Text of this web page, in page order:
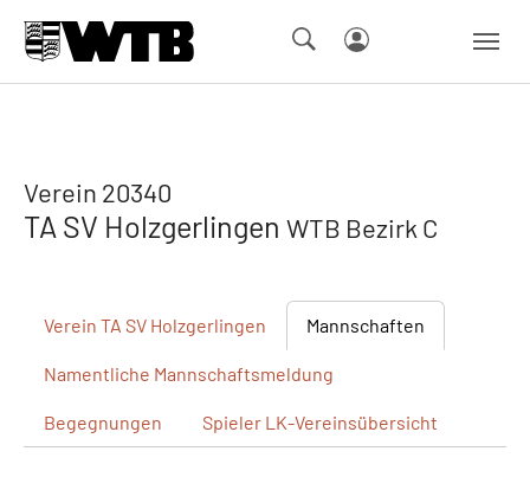
Verein 20340
TA SV Holzgerlingen WTB Bezirk C
Verein TA SV Holzgerlingen Mannschaften
Namentliche Mannschaftsmeldung
Begegnungen Spieler LK-Vereinsübersicht